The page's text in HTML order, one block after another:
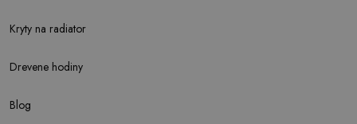
Kryty na radiator
Drevene hodiny
Blog